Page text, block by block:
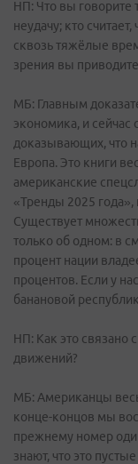
НП: Что вы говорите
неудачу; кто
сквозь тяжёлые
зрения вы
МБ: Главным
экономика, и сейчас
доказывающих, что
Европа. Это книги
американские
«Тренды 2025 года»,
Существует
только об одном: в
процент нации
процентов. Если у
банановой
НП: Как это связано
движений?
МБ: Американцы
конце-концов мы
прежнему номер
знают, что это